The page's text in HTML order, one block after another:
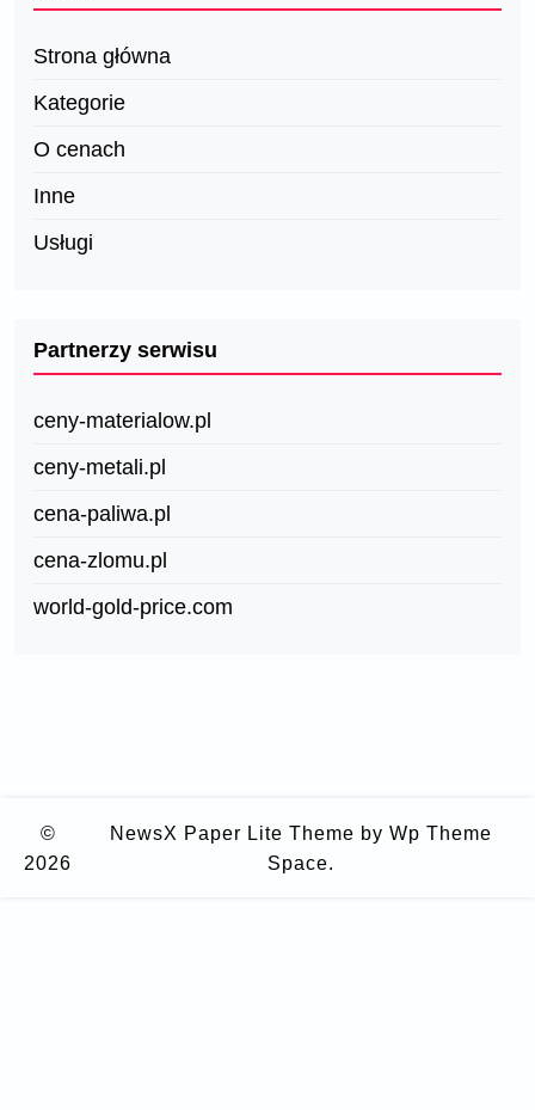
Strona główna
Kategorie
O cenach
Inne
Usługi
Partnerzy serwisu
ceny-materialow.pl
ceny-metali.pl
cena-paliwa.pl
cena-zlomu.pl
world-gold-price.com
©
2026
NewsX Paper Lite Theme by Wp Theme
Space.